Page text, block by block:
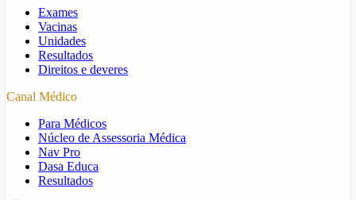
Exames
Vacinas
Unidades
Resultados
Direitos e deveres
Canal Médico
Para Médicos
Núcleo de Assessoria Médica
Nav Pro
Dasa Educa
Resultados